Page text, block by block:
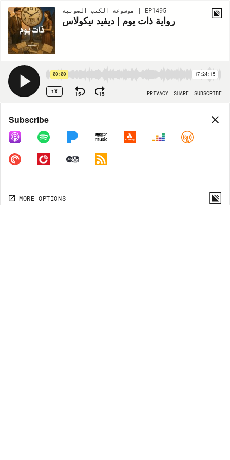
موسوعة الكتب الصوتية | EP1495
رواية ذات يوم | ديفيد نيكولاس
00:00 17:24:15
1X 15 15 PRIVACY SHARE SUBSCRIBE
Share
COPY LINK
MORE OPTIONS
Subscribe
MORE OPTIONS